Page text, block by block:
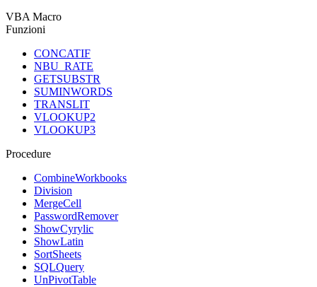
VBA Macro
Funzioni
CONCATIF
NBU_RATE
GETSUBSTR
SUMINWORDS
TRANSLIT
VLOOKUP2
VLOOKUP3
Procedure
CombineWorkbooks
Division
MergeCell
PasswordRemover
ShowCyrylic
ShowLatin
SortSheets
SQLQuery
UnPivotTable